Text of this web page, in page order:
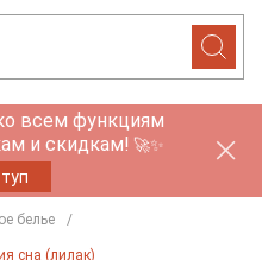
всем функциям
и скидкам! 🚀✨
белье
сна (лилак)